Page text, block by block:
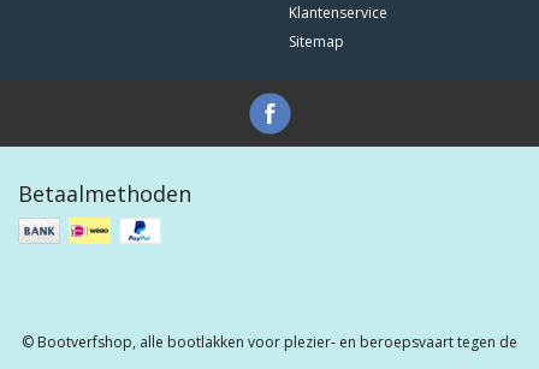
Klantenservice
Sitemap
Betaalmethoden
© Bootverfshop, alle bootlakken voor plezier- en beroepsvaart tegen de